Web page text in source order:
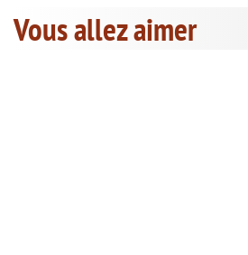
Vous allez aimer